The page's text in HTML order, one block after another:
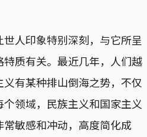
人印象特别深刻，与它所呈
质有关。最近几年，人们越
有某种排山倒海之势，不仅
领域，民族主义和国家主义
敏感和冲动，高度简化成